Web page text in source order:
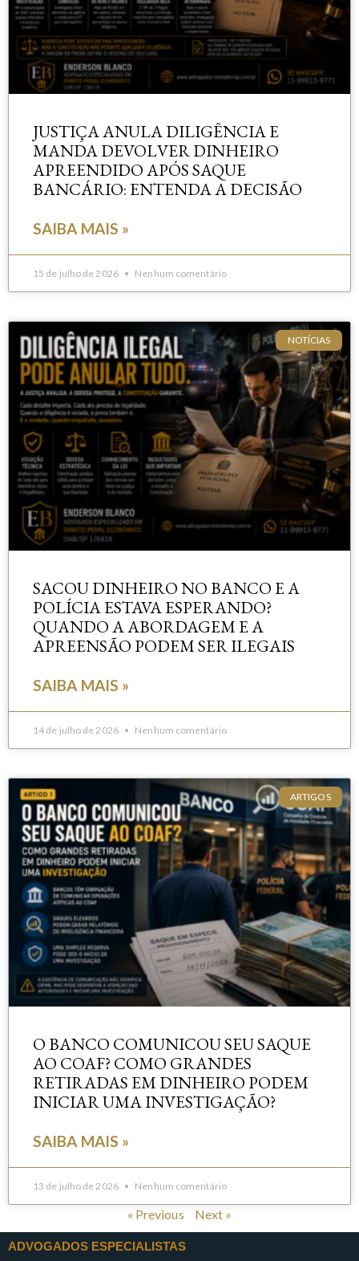
JUSTIÇA ANULA DILIGÊNCIA E
MANDA DEVOLVER DINHEIRO
APREENDIDO APÓS SAQUE
BANCÁRIO: ENTENDA A DECISÃO
SAIBA MAIS »
15 de julho de 2026 Nenhum comentário
NOTÍCIAS
SACOU DINHEIRO NO BANCO E A
POLÍCIA ESTAVA ESPERANDO?
QUANDO A ABORDAGEM E A
APREENSÃO PODEM SER ILEGAIS
SAIBA MAIS »
14 de julho de 2026 Nenhum comentário
ARTIGOS
O BANCO COMUNICOU SEU SAQUE
AO COAF? COMO GRANDES
RETIRADAS EM DINHEIRO PODEM
INICIAR UMA INVESTIGAÇÃO?
SAIBA MAIS »
13 de julho de 2026 Nenhum comentário
« Previous Next »
ADVOGADOS ESPECIALISTAS